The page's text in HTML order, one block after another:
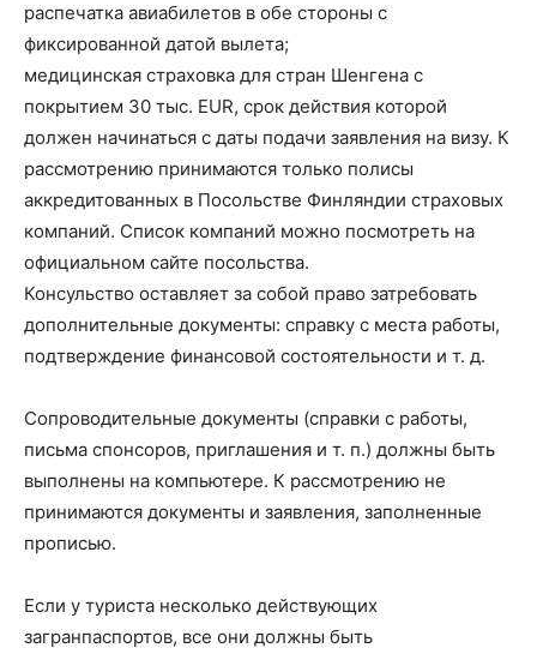
распечатка авиабилетов в обе стороны с
фиксированной датой вылета;
медицинская страховка для стран Шенгена с
покрытием 30 тыс. EUR, срок действия которой
должен начинаться с даты подачи заявления на визу. К
рассмотрению принимаются только полисы
аккредитованных в Посольстве Финляндии страховых
компаний. Список компаний можно посмотреть на
официальном сайте посольства.
Консульство оставляет за собой право затребовать
дополнительные документы: справку с места работы,
подтверждение финансовой состоятельности и т. д.
Сопроводительные документы (справки с работы,
письма спонсоров, приглашения и т. п.) должны быть
выполнены на компьютере. К рассмотрению не
принимаются документы и заявления, заполненные
прописью.
Если у туриста несколько действующих
загранпаспортов, все они должны быть